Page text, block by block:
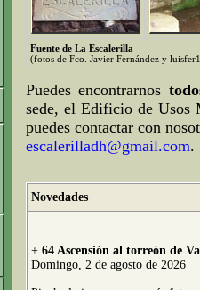
Fuente de La Escalerilla
(fotos de Fco. Javier Fernández y
Puedes encontrarnos
sede, el Edificio de Usos
puedes contactar con
escalerilladh@gmail.com.
Novedades
+ 64 Ascensión al torreón de
Domingo, 2 de agosto de 2026